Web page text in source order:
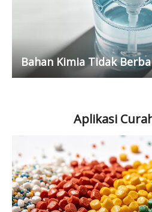
Bahan Kimia Tidak
Aplikasi